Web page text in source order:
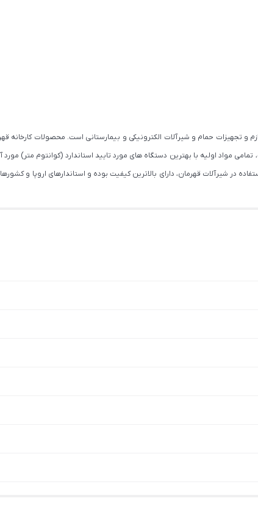
و تجهیزات حمام و شیرآلات الکترونیکی و بیمارستانی است. محصولات کارخانه
در شیرآلات قهرمان، دارای بالاترین کیفیت بوده و استاندارهای اروپا و